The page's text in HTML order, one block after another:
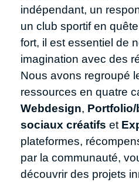
indépendant, un
un club sportif en
fort, il est essentiel de
imagination avec des
Nous avons regroupé
ressources en quatre
Webdesign,
sociaux créatifs et
plateformes,
par la communauté,
découvrir des projets